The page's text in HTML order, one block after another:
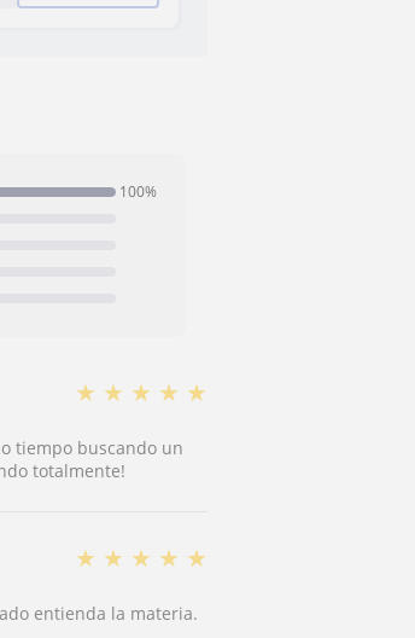
100%
★ ★ ★ ★ ★
tiempo buscando un
totalmente!
★ ★ ★ ★ ★
entienda la materia.